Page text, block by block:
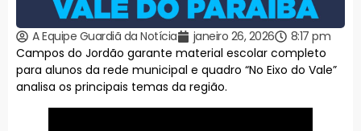
A Equipe Guardiã da Notícia janeiro 26, 2026
8:17 pm
Campos do Jordão garante material escolar completo
para alunos da rede municipal e quadro “No Eixo do Vale”
analisa os principais temas da região.